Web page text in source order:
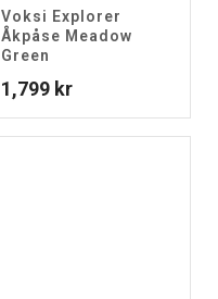
Voksi Explorer
Åkpåse Meadow
Green
1,799 kr